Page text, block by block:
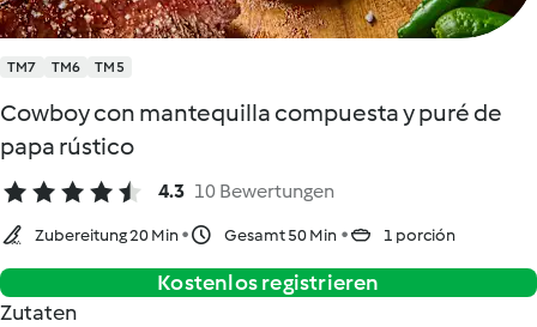
TM7 TM6 TM5
Cowboy con mantequilla compuesta y puré de
papa rústico
4.3 10 Bewertungen
Zubereitung 20 Min Gesamt 50 Min 1 porción
Kostenlos registrieren
Zutaten